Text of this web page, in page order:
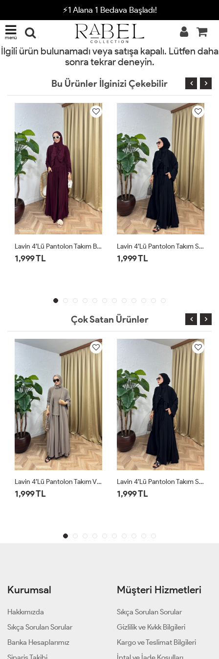
⚡1 Alana 1 Bedava Başladı!
menü
İlgili ürün bulunamadı veya satışa kapalı. Lütfen daha
sonra tekrar deneyin.
Bu Ürünler İlginizi Çekebilir
Lavin 4’lü Pantolon Takım Bordo
1,999 TL
Lavin 4’lü Pantolon Takım Siyah
1,999 TL
Çok Satan Ürünler
Lavin 4’lü Pantolon Takım Vizon
1,999 TL
Lavin 4’lü Pantolon Takım Siyah
1,999 TL
Kurumsal
Hakkımızda
Sıkça Sorulan Sorular
Banka Hesaplarımız
Müşteri Hizmetleri
Sıkça Sorulan Sorular
Gizlilik ve Kvkk Bilgileri
Kargo ve Teslimat Bilgileri